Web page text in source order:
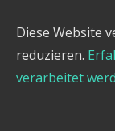
Diese Website
reduzieren.
verarbeitet